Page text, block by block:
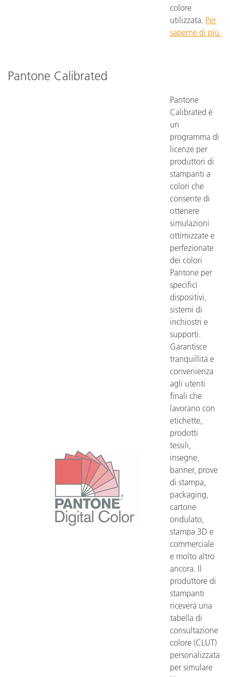
colore
utilizzata. Per
saperne di più.
Pantone Calibrated
Pantone
Calibrated è
un
programma di
licenze per
produttori di
stampanti a
colori che
consente di
ottenere
simulazioni
ottimizzate e
perfezionate
dei colori
Pantone per
specifici
dispositivi,
sistemi di
inchiostri e
supporti.
Garantisce
tranquillità e
convenienza
agli utenti
finali che
lavorano con
etichette,
prodotti
tessili,
insegne,
banner, prove
di stampa,
packaging,
cartone
ondulato,
stampa 3D e
commerciale
e molto altro
ancora. Il
produttore di
stampanti
riceverà una
tabella di
consultazione
colore (CLUT)
personalizzata
per simulare